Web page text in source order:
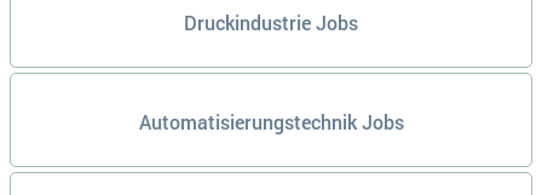
Druckindustrie Jobs
Automatisierungstechnik Jobs